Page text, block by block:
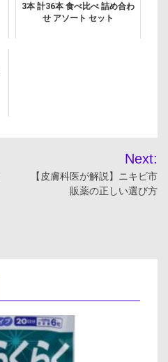
3本 計36本 食べ比べ 詰め合わ
せ アソート セット
Next:
【皮膚科医が解説】ニキビ市
販薬の正しい選び方